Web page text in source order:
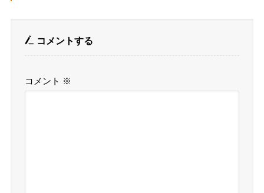
コメントする
コメント ※